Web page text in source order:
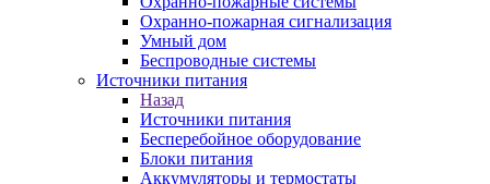
Охранно-пожарная сигнализация
Умный дом
Беспроводные системы
Источники питания
Назад
Источники питания
Бесперебойное оборудование
Блоки питания
Аккумуляторы и термостаты